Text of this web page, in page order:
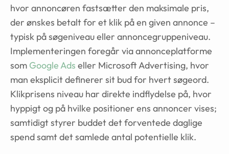
hvor annoncøren fastsætter den maksimale pris,
der ønskes betalt for et klik på en given annonce –
typisk på søgeniveau eller annoncegruppeniveau.
Implementeringen foregår via annonceplatforme
som Google Ads eller Microsoft Advertising, hvor
man eksplicit definerer sit bud for hvert søgeord.
Klikprisens niveau har direkte indflydelse på, hvor
hyppigt og på hvilke positioner ens annoncer vises;
samtidigt styrer buddet det forventede daglige
spend samt det samlede antal potentielle klik.